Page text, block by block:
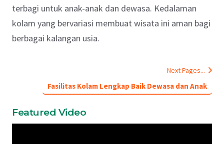
terbagi untuk anak-anak dan dewasa. Kedalaman
kolam yang bervariasi membuat wisata ini aman bagi
berbagai kalangan usia.
Next Pages...
Fasilitas Kolam Lengkap Baik Dewasa dan Anak
Featured Video